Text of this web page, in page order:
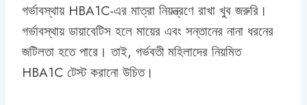
গর্ভাবস্থায় HBA1C-এর মাত্রা নিয়ন্ত্রণে রাখা খুব জরুরি।
গর্ভাবস্থায় ডায়াবেটিস হলে মায়ের এবং সন্তানের নানা ধরনের
জটিলতা হতে পারে। তাই, গর্ভবতী মহিলাদের নিয়মিত
HBA1C টেস্ট করানো উচিত।